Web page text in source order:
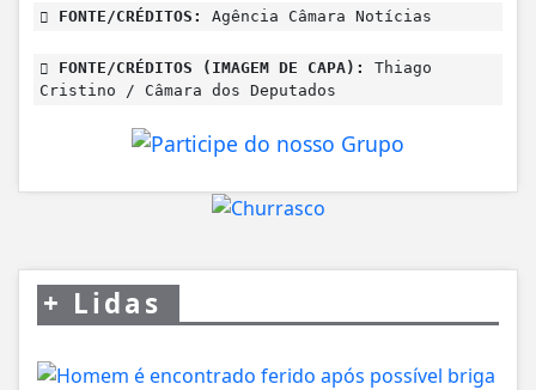
FONTE/CRÉDITOS: Agência Câmara Notícias
FONTE/CRÉDITOS (IMAGEM DE CAPA):
Thiago
Cristino / Câmara dos Deputados
+ Lidas